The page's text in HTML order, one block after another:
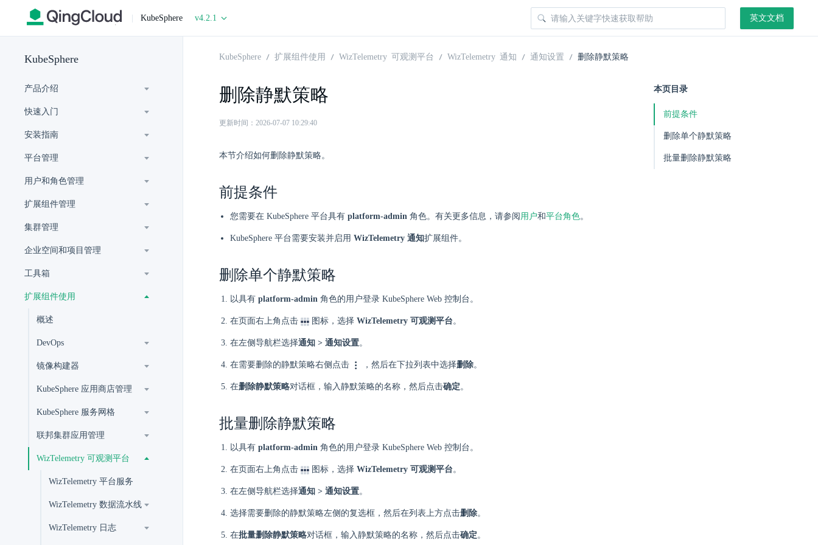
| KubeSphere v4.2.1 英文文档
KubeSphere
产品介绍
快速入门
安装指南
平台管理
用户和角色管理
扩展组件管理
集群管理
企业空间和项目管理
工具箱
扩展组件使用
概述
DevOps
镜像构建器
KubeSphere 应用商店管理
KubeSphere 服务网格
联邦集群应用管理
WizTelemetry 可观测平台
WizTelemetry 平台服务
WizTelemetry 数据流水线
WizTelemetry 日志
KubeSphere 扩展组件使用 WizTelemetry 可观测平台 WizTelemetry 通知 通知设置 删除静默策略
删除静默策略
更新时间：2026-07-07 10:29:40
本节介绍如何删除静默策略。
前提条件
您需要在 KubeSphere 平台具有 platform-admin 角色。有关更多信息，请参阅 用户和平台角色。
KubeSphere 平台需要安装并启用 WizTelemetry 通知扩展组件。
删除单个静默策略
以具有 platform-admin 角色的用户登录 KubeSphere Web 控制台。
在页面右上角点击 图标，选择 WizTelemetry 可观测平台。
在左侧导航栏选择通知 > 通知设置。
在需要删除的静默策略右侧点击 ，然后在下拉列表中选择删除。
在删除静默策略对话框，输入静默策略的名称，然后点击确定。
批量删除静默策略
以具有 platform-admin 角色的用户登录 KubeSphere Web 控制台。
在页面右上角点击 图标，选择 WizTelemetry 可观测平台。
在左侧导航栏选择通知 > 通知设置。
选择需要删除的静默策略左侧的复选框，然后在列表上方点击删除。
在批量删除静默策略对话框，输入静默策略的名称，然后点击确定。
本页目录
前提条件
删除单个静默策略
批量删除静默策略